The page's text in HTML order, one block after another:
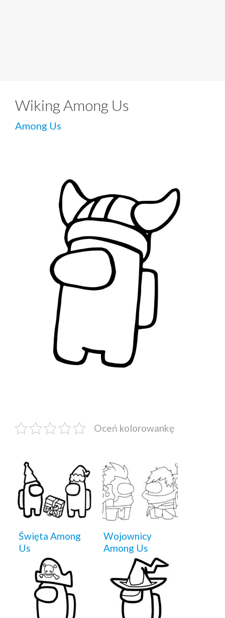
Wiking Among Us
Among Us
Oceń kolorowankę
Święta Among
Us
Wojownicy
Among Us